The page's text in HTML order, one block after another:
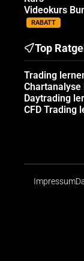
Videokurs
RABATT
Top
Trading
Chartanalyse
Daytrading
CFD Trading
Impressum